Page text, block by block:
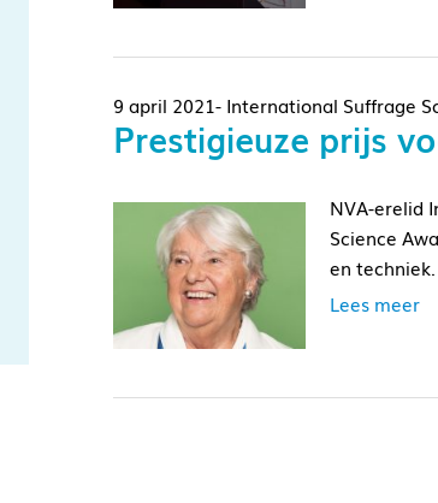
9 april 2021- International Suffrage
Prestigieuze prijs
NVA-erelid
Science
en
Lees meer